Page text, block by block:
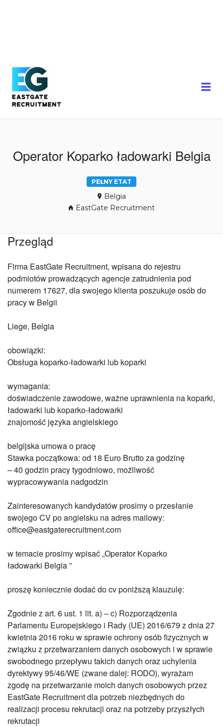
Operator Koparko ładowarki Belgia
PEŁNY ETAT
Belgia
EastGate Recruitment
Przegląd
Firma EastGate Recruitment, wpisana do rejestru
podmiotów prowadzących agencje zatrudnienia pod
numerem 17627, dla swojego klienta poszukuje osób do
pracy w Belgii
Liege, Belgia
obowiązki:
Obsługa koparko-ładowarki lub koparki
wymagania:
doświadczenie zawodowe, ważne uprawnienia na koparki,
ładowarki lub koparko-ładowarki
znajomość języka angielskiego
belgijska umowa o pracę
Stawka początkowa: od 18 Euro Brutto za godzinę
– 40 godzin pracy tygodniowo, możliwość
wypracowywania nadgodzin
Zainteresowanych kandydatów prosimy o przesłanie
swojego CV po angielsku na adres mailowy:
office@eastgaterecruitment.com
w temacie prosimy wpisać „Operator Koparko
ładowarki Belgia ”
proszę koniecznie dodać do cv poniższą klauzulę:
Zgodnie z art. 6 ust. 1 lit. a) – c) Rozporządzenia
Parlamentu Europejskiego i Rady (UE) 2016/679 z dnia 27
kwietnia 2016 roku w sprawie ochrony osób fizycznych w
związku z przetwarzaniem danych osobowych i w sprawie
swobodnego przepływu takich danych oraz uchylenia
dyrektywy 95/46/WE (zwane dalej: RODO), wyrażam
zgodę na przetwarzanie moich danych osobowych przez
EastGate Recruitment dla potrzeb niezbędnych do
realizacji procesu rekrutacji oraz na potrzeby przyszłych
rekrutacji